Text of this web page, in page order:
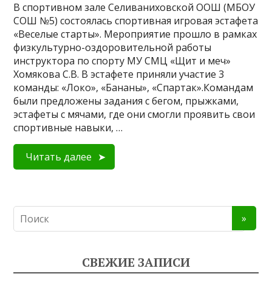
В спортивном зале Селиваниховской ООШ (МБОУ
СОШ №5) состоялась спортивная игровая эстафета
«Веселые старты». Мероприятие прошло в рамках
физкультурно-оздоровительной работы
инструктора по спорту МУ СМЦ «Щит и меч»
Хомякова С.В. В эстафете приняли участие 3
команды: «Локо», «Бананы», «Спартак».Командам
были предложены задания с бегом, прыжками,
эстафеты с мячами, где они смогли проявить свои
спортивные навыки, …
Читать далее
СВЕЖИЕ ЗАПИСИ